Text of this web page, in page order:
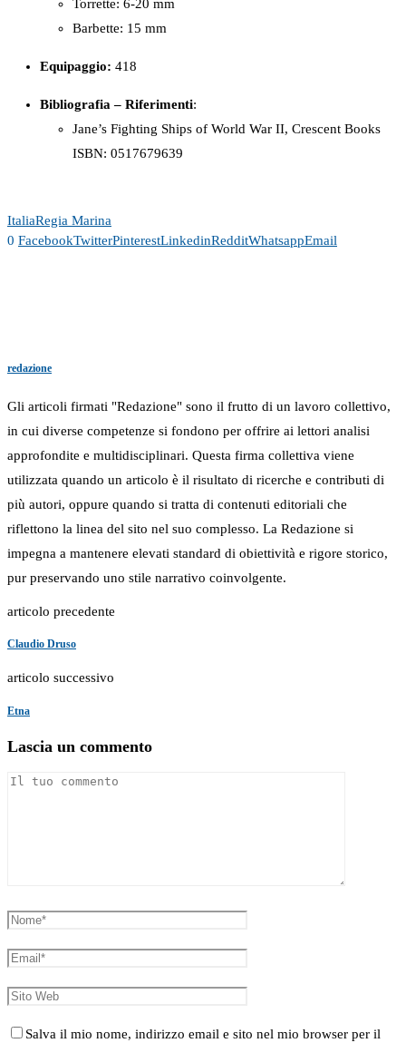
Torrette: 6-20 mm
Barbette: 15 mm
Equipaggio: 418
Bibliografia – Riferimenti:
Jane’s Fighting Ships of World War II, Crescent Books
ISBN: 0517679639
ItaliaRegia Marina
0 FacebookTwitterPinterestLinkedinRedditWhatsappEmail
redazione
Gli articoli firmati "Redazione" sono il frutto di un lavoro collettivo,
in cui diverse competenze si fondono per offrire ai lettori analisi
approfondite e multidisciplinari. Questa firma collettiva viene
utilizzata quando un articolo è il risultato di ricerche e contributi di
più autori, oppure quando si tratta di contenuti editoriali che
riflettono la linea del sito nel suo complesso. La Redazione si
impegna a mantenere elevati standard di obiettività e rigore storico,
pur preservando uno stile narrativo coinvolgente.
articolo precedente
Claudio Druso
articolo successivo
Etna
Lascia un commento
Salva il mio nome, indirizzo email e sito nel mio browser per il